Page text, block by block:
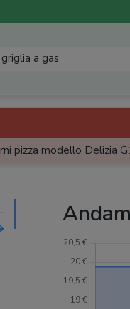
a gas
pizza modello Delizia